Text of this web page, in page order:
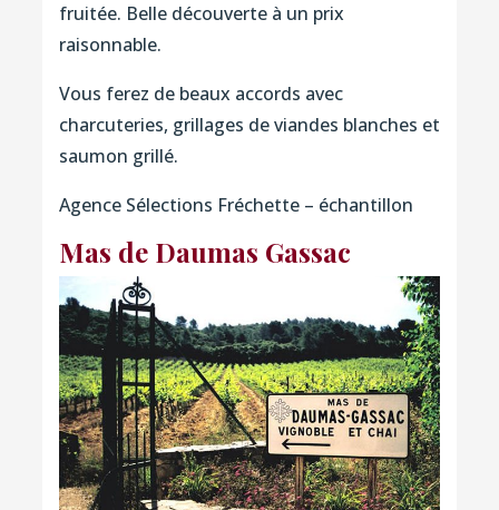
fruitée. Belle découverte à un prix
raisonnable.
Vous ferez de beaux accords avec
charcuteries, grillages de viandes blanches et
saumon grillé.
Agence Sélections Fréchette – échantillon
Mas de Daumas Gassac